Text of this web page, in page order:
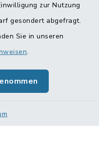
zur Nutzung
gesondert abgefragt.
Sie in unseren
.